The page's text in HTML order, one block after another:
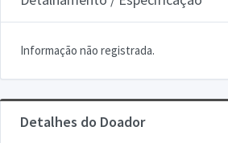
Informação não registrada.
Detalhes do Doador